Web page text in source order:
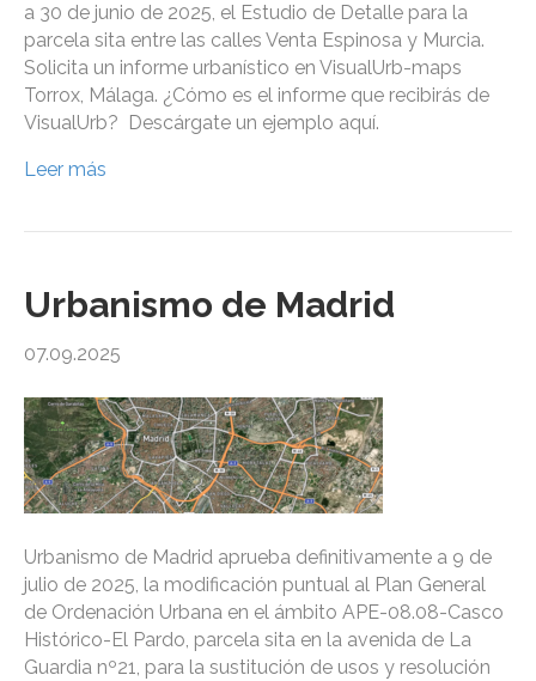
a 30 de junio de 2025, el Estudio de Detalle para la
parcela sita entre las calles Venta Espinosa y Murcia.
Solicita un informe urbanístico en VisualUrb-maps
Torrox, Málaga. ¿Cómo es el informe que recibirás de
VisualUrb? Descárgate un ejemplo aquí.
Leer más
Urbanismo de Madrid
07.09.2025
Urbanismo de Madrid aprueba definitivamente a 9 de
julio de 2025, la modificación puntual al Plan General
de Ordenación Urbana en el ámbito APE-08.08-Casco
Histórico-El Pardo, parcela sita en la avenida de La
Guardia nº21, para la sustitución de usos y resolución